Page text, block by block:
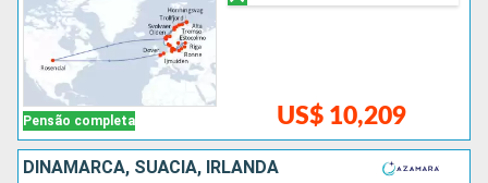
Pensão completa US$ 10,209
DINAMARCA, SUÃCIA, IRLANDA